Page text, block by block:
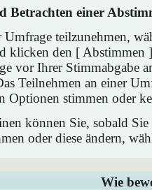
Betrachten einer
Umfrage teilzunehmen,
klicken den [ Abstimmen
vor Ihrer Stimmabgabe
Teilnehmen an einer
Optionen stimmen oder
können Sie, sobald
oder diese ändern,
Wie